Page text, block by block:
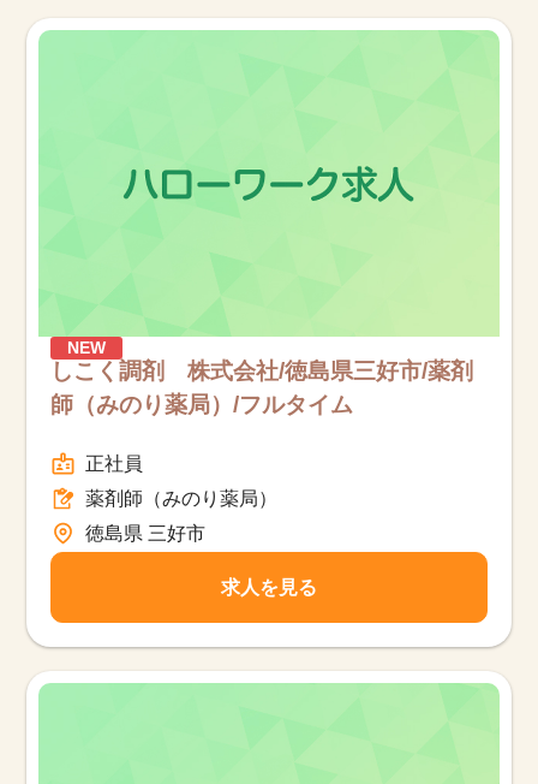
NEW
しこく調剤 株式会社/徳島県三好市/薬剤
師（みのり薬局）/フルタイム
正社員
薬剤師（みのり薬局）
徳島県 三好市
求人を見る